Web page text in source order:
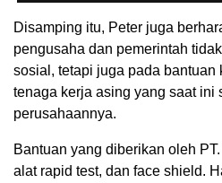
Disamping itu, Peter juga
pengusaha dan pemerintah
sosial, tetapi juga pada bantuan
tenaga kerja asing yang saat ini
perusahaannya.
Bantuan yang diberikan oleh
alat rapid test, dan face shield.